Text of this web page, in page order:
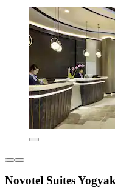
Novotel Suites